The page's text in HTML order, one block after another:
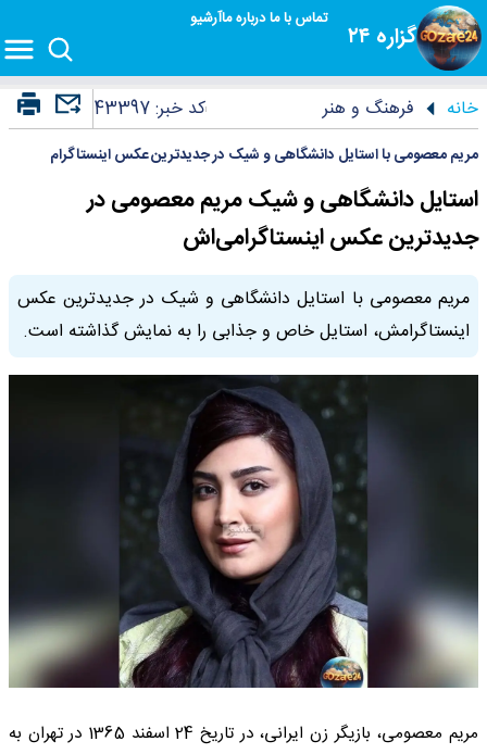
گزاره ۲۴
تماس با مادرباره ماآرشیو
خانه فرهنگ و هنر کد خبر:43397
مریم معصومی با استایل دانشگاهی و شیک در جدیدترین عکس اینستاگرام
استایل دانشگاهی و شیک مریم معصومی در
جدیدترین عکس اینستاگرامی‌اش
مریم معصومی با استایل دانشگاهی و شیک در جدیدترین عکس
اینستاگرامش، استایل خاص و جذابی را به نمایش گذاشته است.
مریم معصومی، بازیگر زن ایرانی، در تاریخ 24 اسفند 1365 در تهران به